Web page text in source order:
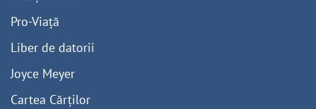
Pro-Viață
Liber de datorii
Joyce Meyer
Cartea Cărților